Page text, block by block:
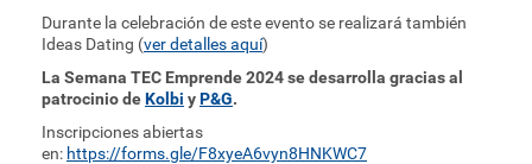
Durante la celebración de este evento se realizará también
Ideas Dating (ver detalles aquí)
La Semana TEC Emprende 2024 se desarrolla gracias al
patrocinio deKolbi yP&G.
Inscripciones abiertas
en: https://forms.gle/F8xyeA6vyn8HNKWC7